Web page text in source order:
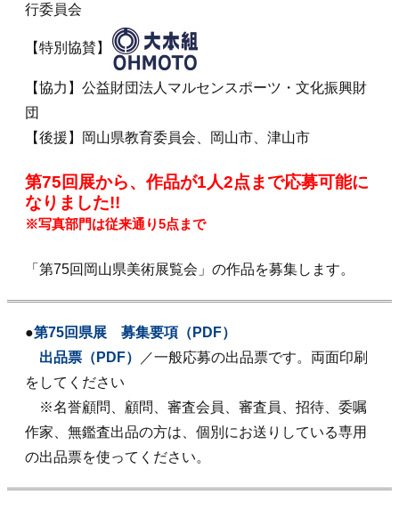
行委員会
【特別協賛】
【協力】公益財団法人マルセンスポーツ・文化振興財
団
【後援】岡山県教育委員会、岡山市、津山市
第75回展から、作品が1人2点まで応募可能に
なりました!!
※写真部門は従来通り5点まで
「第75回岡山県美術展覧会」の作品を募集します。
●第75回県展 募集要項（PDF）
出品票（PDF）
／一般応募の出品票です。両面印刷
をしてください
※名誉顧問、顧問、審査会員、審査員、招待、委嘱
作家、無鑑査出品の方は、個別にお送りしている専用
の出品票を使ってください。